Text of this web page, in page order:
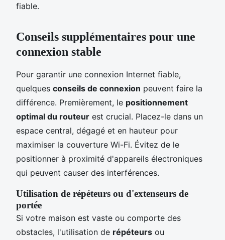
fiable.
Conseils supplémentaires pour une
connexion stable
Pour garantir une connexion Internet fiable,
quelques conseils de connexion peuvent faire la
différence. Premièrement, le positionnement
optimal du routeur est crucial. Placez-le dans un
espace central, dégagé et en hauteur pour
maximiser la couverture Wi-Fi. Évitez de le
positionner à proximité d'appareils électroniques
qui peuvent causer des interférences.
Utilisation de répéteurs ou d'extenseurs de
portée
Si votre maison est vaste ou comporte des
obstacles, l'utilisation de répéteurs ou